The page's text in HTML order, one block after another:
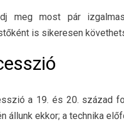
meg most pár
is sikeresen
a 19. és 20. század
állunk ekkor; a technika